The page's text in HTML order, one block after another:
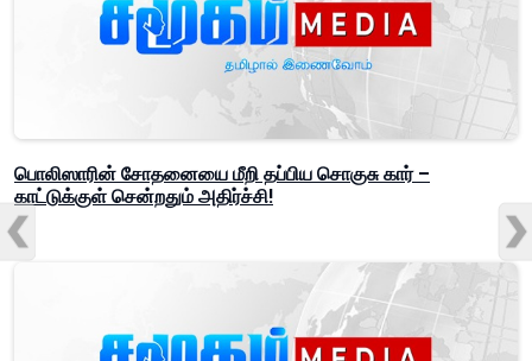
பொலிஸாரின் சோதனையை மீறி தப்பிய சொகுசு கார் –
காட்டுக்குள் சென்றதும் அதிர்ச்சி!